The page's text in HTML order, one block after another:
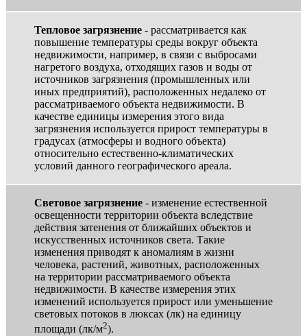
Тепловое загрязнение - рассматривается как
повышение температуры среды вокруг объекта
недвижимости, например, в связи с выбросами
нагретого воздуха, отходящих газов и воды от
источников загрязнения (промышленных или
иных предприятий), расположенных недалеко от
рассматриваемого объекта недвижимости. В
качестве единицы измерения этого вида
загрязнения используется прирост температуры в
градусах (атмосферы и водного объекта)
относительно естественно-климатических
условий данного географического ареала.
Световое загрязнение - изменение естественной
освещенности территории объекта вследствие
действия затенения от ближайших объектов и
искусственных источников света. Такие
изменения приводят к аномалиям в жизни
человека, растений, животных, расположенных
на территории рассматриваемого объекта
недвижимости. В качестве измерения этих
изменений используется прирост или уменьшение
световых потоков в люксах (лк) на единицу
площади (лк/м2).